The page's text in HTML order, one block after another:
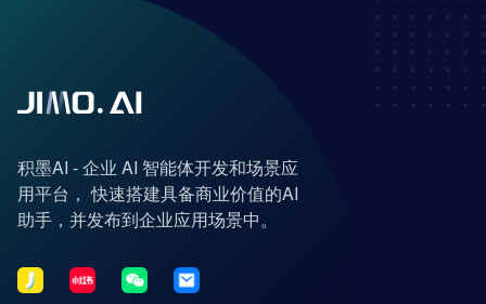
积墨AI - 企业 AI 智能体开发和场景应
用平台， 快速搭建具备商业价值的AI
助手，并发布到企业应用场景中。